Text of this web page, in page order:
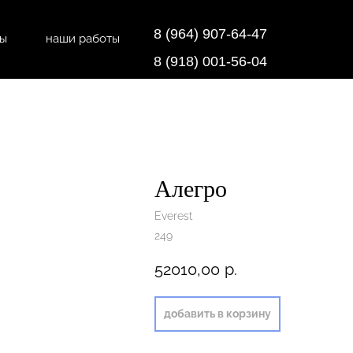
напольные покрытия8 (918) 001-56-04
наши работы 8 (964) 907-64-47
Алегро
Everest
249
52010,00 р.
добавить в корзину